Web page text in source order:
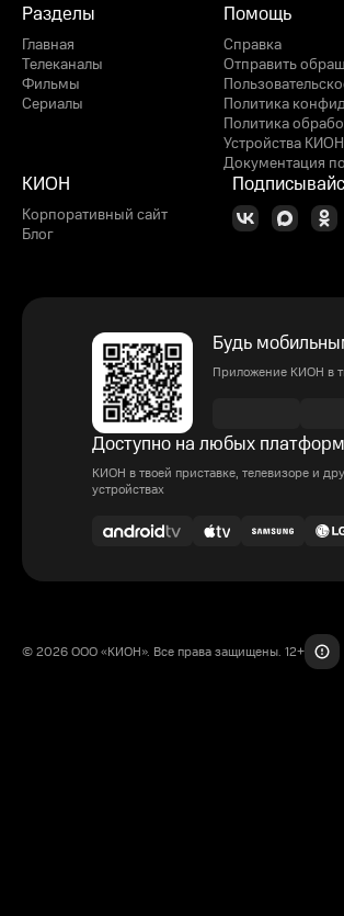
Разделы
Главная
Телеканалы
Фильмы
Сериалы
Помощь
Справка
Отправить
Политика
Политика
Устройства
Документация
КИОН
Корпоративный сайт
Блог
Будь
Приложение КИОН в
Доступно на любых
КИОН в твоей приставке, телевизоре и
устройствах
© 2026 ООО «КИОН». Все права защищены. 12+